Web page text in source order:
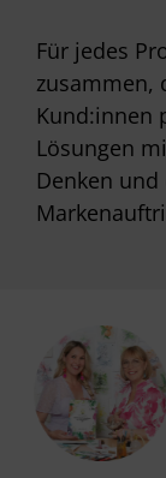
Für jedes
zusammen,
Kund:innen
Lösungen
Denken